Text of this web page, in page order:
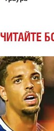
ЧИТАЙТЕ